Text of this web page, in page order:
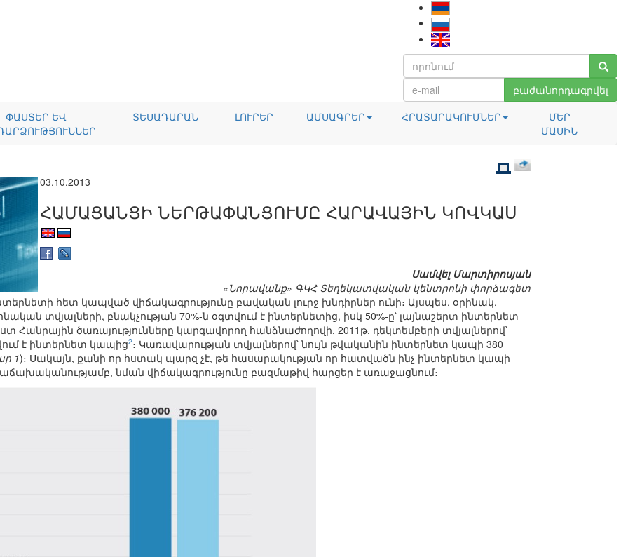
բաժանորդագրվել
ՓԱՍՏԵՐ ԵՎ
ՏԵՍԱԴԱՐԱՆ ԼՈՒՐԵՐ ԱՄՍԱԳՐԵՐ ՀՐԱՏԱՐԱԿՈՒՄՆԵՐ
ՄԵՐ
ՄԱՍԻՆ
03.10.2013
ՀԱՄԱՑԱՆՑԻ ՆԵՐԹԱՓԱՆՑՈՒՄԸ ՀԱՐԱՎԱՅԻՆ ԿՈՎԿԱՍ
Սամվել Մարտիրոսյան
«Նորավանք» ԳԿՀ Տեղեկատվական կենտրոնի փորձագետ
հետ կապված վիճակագրությունը բավական լուրջ խնդիրներ ունի։ Այսպես, օրինակ,
տվյալների, բնակչության 70%-ն օգտվում է ինտերնետից, իսկ 50%-ը՝ լայնաշերտ ինտերնետ
Հանրային ծառայությունները կարգավորող հանձնաժողովի, 2011թ. դեկտեմբերի տվյալներով՝
է ինտերնետ կապից2։ Կառավարության տվյալներով՝ նույն թվականին ինտերնետ կապի 380
1)։ Սակայն, քանի որ հստակ պարզ չէ, թե հասարակության որ հատվածն ինչ ինտերնետ կապի
նման վիճակագրությունը բազմաթիվ հարցեր է առաջացնում։